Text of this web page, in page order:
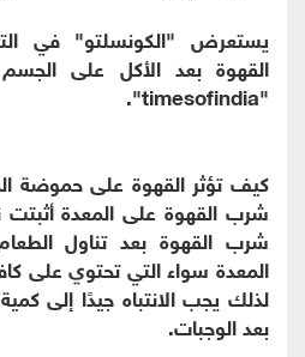
يستعرض "الكونسلتو" في
القهوة بعد الأكل على
"timesofindia".
كيف تؤثر القهوة على حموضة
شرب القهوة على المعدة
شرب القهوة بعد تناول
المعدة سواء التي تحتوي على
لذلك يجب الانتباه جيدًا إلى
بعد الوجبات.